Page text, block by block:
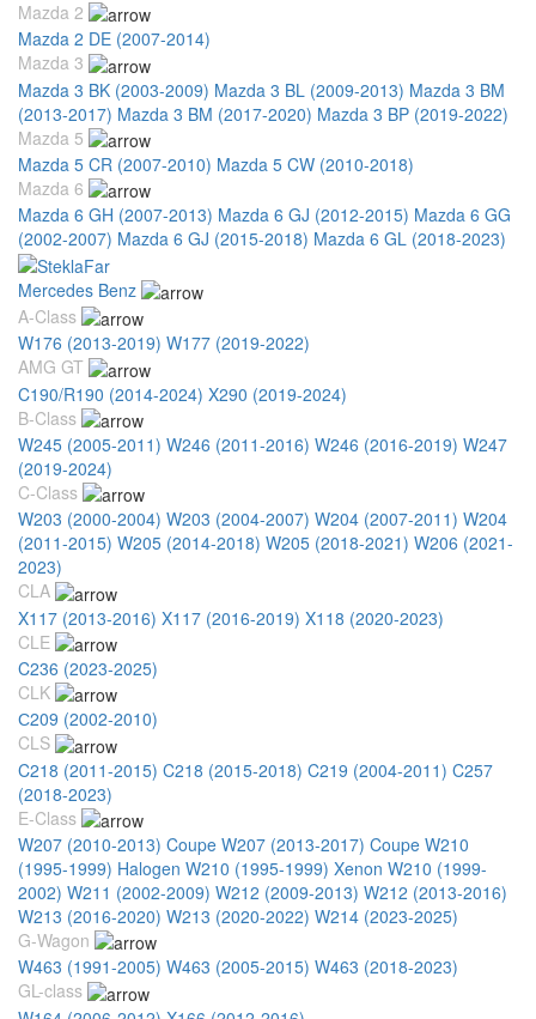
Mazda 2
Mazda 2 DE (2007-2014)
Mazda 3
Mazda 3 BK (2003-2009) Mazda 3 BL (2009-2013) Mazda 3 BM
(2013-2017) Mazda 3 BM (2017-2020) Mazda 3 BP (2019-2022)
Mazda 5
Mazda 5 CR (2007-2010) Mazda 5 CW (2010-2018)
Mazda 6
Mazda 6 GH (2007-2013) Mazda 6 GJ (2012-2015) Mazda 6 GG
(2002-2007) Mazda 6 GJ (2015-2018) Mazda 6 GL (2018-2023)
Mercedes Benz
A-Class
W176 (2013-2019) W177 (2019-2022)
AMG GT
C190/R190 (2014-2024) X290 (2019-2024)
B-Class
W245 (2005-2011) W246 (2011-2016) W246 (2016-2019) W247
(2019-2024)
C-Class
W203 (2000-2004) W203 (2004-2007) W204 (2007-2011) W204
(2011-2015) W205 (2014-2018) W205 (2018-2021) W206 (2021-
2023)
CLA
X117 (2013-2016) X117 (2016-2019) X118 (2020-2023)
CLE
C236 (2023-2025)
CLK
С209 (2002-2010)
CLS
C218 (2011-2015) C218 (2015-2018) C219 (2004-2011) C257
(2018-2023)
E-Class
W207 (2010-2013) Coupe W207 (2013-2017) Coupe W210
(1995-1999) Halogen W210 (1995-1999) Xenon W210 (1999-
2002) W211 (2002-2009) W212 (2009-2013) W212 (2013-2016)
W213 (2016-2020) W213 (2020-2022) W214 (2023-2025)
G-Wagon
W463 (1991-2005) W463 (2005-2015) W463 (2018-2023)
GL-class